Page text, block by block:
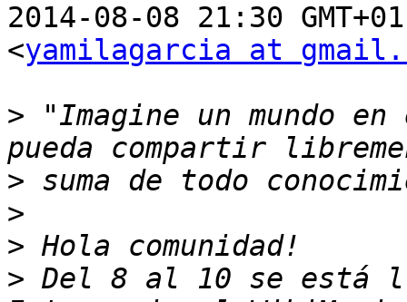
2014-08-08 21:30
<yamilagarcia at
> "Imagine un mundo
>
>
>
> Del 8 al 10 se está